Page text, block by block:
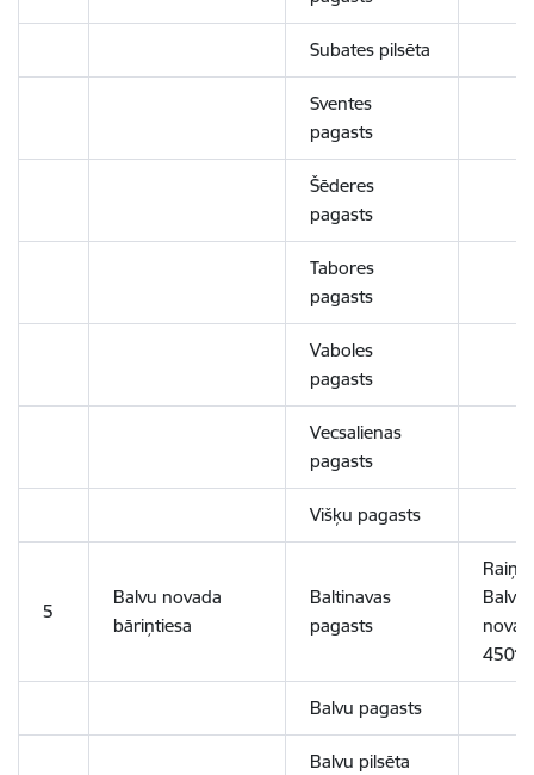
Subates pilsēta
Sventes
pagasts
Šēderes
pagasts
Tabores
pagasts
Vaboles
pagasts
Vecsalienas
pagasts
Višķu pagasts
5
Balvu novada
bāriņtiesa
Baltinavas
pagasts
Raiņa
Balvi,
4501
Balvu pagasts
Balvu pilsēta